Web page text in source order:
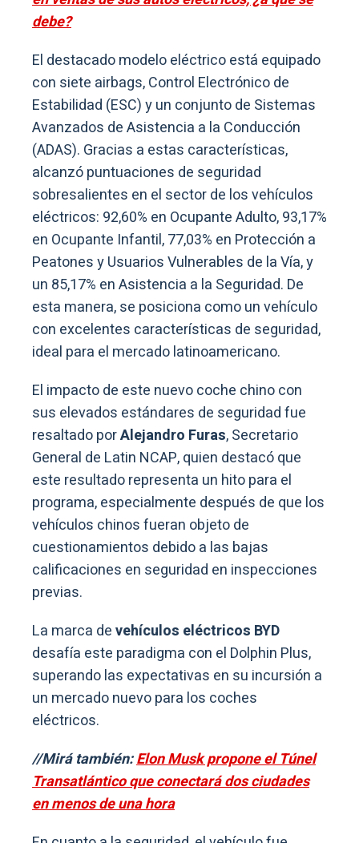
debe?
El destacado modelo eléctrico está equipado
con siete airbags, Control Electrónico de
Estabilidad (ESC) y un conjunto de Sistemas
Avanzados de Asistencia a la Conducción
(ADAS). Gracias a estas características,
alcanzó puntuaciones de seguridad
sobresalientes en el sector de los vehículos
eléctricos: 92,60% en Ocupante Adulto, 93,17%
en Ocupante Infantil, 77,03% en Protección a
Peatones y Usuarios Vulnerables de la Vía, y
un 85,17% en Asistencia a la Seguridad. De
esta manera, se posiciona como un vehículo
con excelentes características de seguridad,
ideal para el mercado latinoamericano.
El impacto de este nuevo coche chino con
sus elevados estándares de seguridad fue
resaltado porAlejandro Furas, Secretario
General de Latin NCAP, quien destacó que
este resultado representa un hito para el
programa, especialmente después de que los
vehículos chinos fueran objeto de
cuestionamientos debido a las bajas
calificaciones en seguridad en inspecciones
previas.
La marca devehículos eléctricos BYD
desafía este paradigma con el Dolphin Plus,
superando las expectativas en su incursión a
un mercado nuevo para los coches
eléctricos.
//Mirá también:Elon Musk propone el Túnel
Transatlántico que conectará dos ciudades
en menos de una hora